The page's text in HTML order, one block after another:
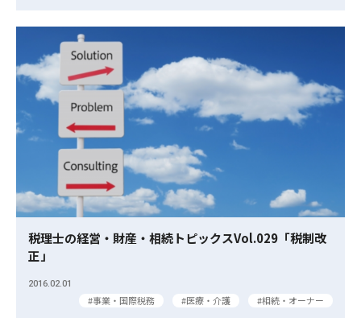
税理士の経営・財産・相続トピックスVol.029「税制改
正」
2016.02.01
事業・国際税務 医療・介護 相続・オーナー